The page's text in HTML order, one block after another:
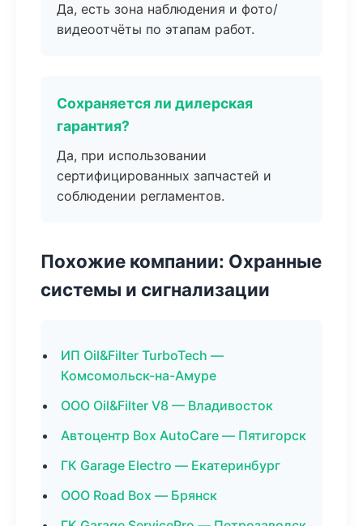
Да, есть зона наблюдения и фото/
видеоотчёты по этапам работ.
Сохраняется ли дилерская
гарантия?
Да, при использовании
сертифицированных запчастей и
соблюдении регламентов.
Похожие компании: Охранные
системы и сигнализации
ИП Oil&Filter TurboTech —
Комсомольск-на-Амуре
ООО Oil&Filter V8 — Владивосток
Автоцентр Box AutoCare — Пятигорск
ГК Garage Electro — Екатеринбург
ООО Road Box — Брянск